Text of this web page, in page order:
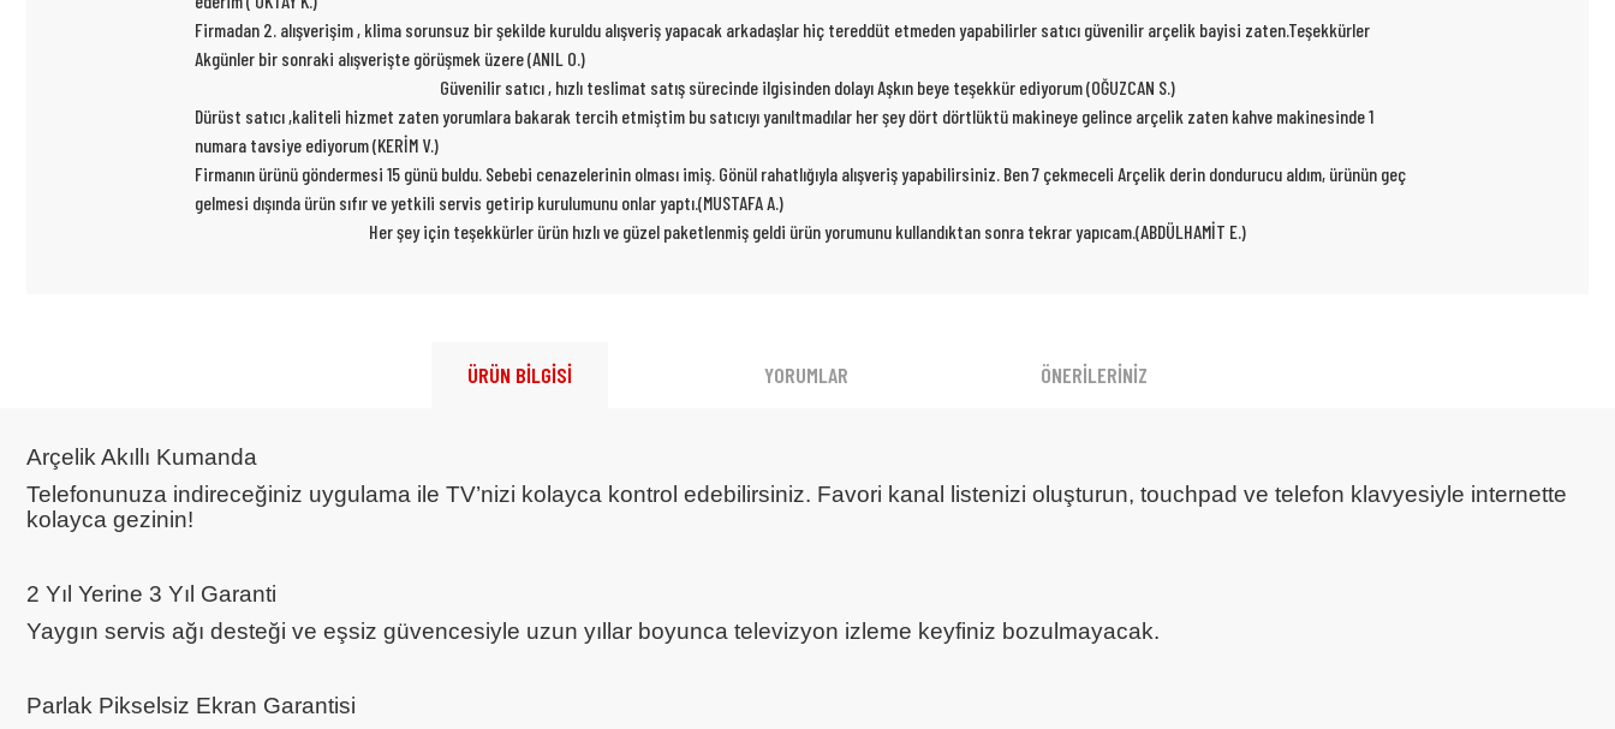
Firmadan 2. alışverişim , klima sorunsuz bir şekilde kuruldu alışveriş yapacak arkadaşlar hiç tereddüt etmeden yapabilirler satıcı güvenilir arçelik bayisi zaten.Teşekkürler
Akgünler bir sonraki alışverişte görüşmek üzere (ANIL O.)
Güvenilir satıcı , hızlı teslimat satış sürecinde ilgisinden dolayı Aşkın beye teşekkür ediyorum (OĞUZCAN S.)
Dürüst satıcı ,kaliteli hizmet zaten yorumlara bakarak tercih etmiştim bu satıcıyı yanıltmadılar her şey dört dörtlüktü makineye gelince arçelik zaten kahve makinesinde 1
numara tavsiye ediyorum (KERİM V.)
Firmanın ürünü göndermesi 15 günü buldu. Sebebi cenazelerinin olması imiş. Gönül rahatlığıyla alışveriş yapabilirsiniz. Ben 7 çekmeceli Arçelik derin dondurucu aldım, ürünün geç
gelmesi dışında ürün sıfır ve yetkili servis getirip kurulumunu onlar yaptı.(MUSTAFA A.)
Her şey için teşekkürler ürün hızlı ve güzel paketlenmiş geldi ürün yorumunu kullandıktan sonra tekrar yapıcam.(ABDÜLHAMİT E.)
ÜRÜN BİLGİSİ YORUMLAR ÖNERİLERİNİZ
Arçelik Akıllı Kumanda
Telefonunuza indireceğiniz uygulama ile TV’nizi kolayca kontrol edebilirsiniz. Favori kanal listenizi oluşturun, touchpad ve telefon klavyesiyle internette
kolayca gezinin!
2 Yıl Yerine 3 Yıl Garanti
Yaygın servis ağı desteği ve eşsiz güvencesiyle uzun yıllar boyunca televizyon izleme keyfiniz bozulmayacak.
Parlak Pikselsiz Ekran Garantisi